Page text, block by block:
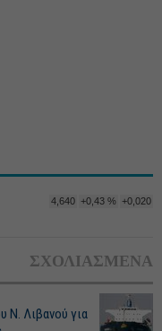
4,640 +0,43 % +0,020
ΣΧΟΛΙΑΣΜΕΝΑ
Ν. Λιβανού για